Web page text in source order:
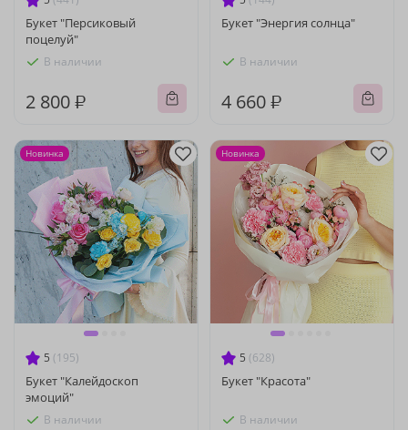
Букет "Персиковый
поцелуй"
В наличии
2 800 ₽
Букет "Энергия солнца"
В наличии
4 660 ₽
5 (195)
Букет "Калейдоскоп
эмоций"
В наличии
Новинка
5 (628)
Букет "Красота"
В наличии
Новинка